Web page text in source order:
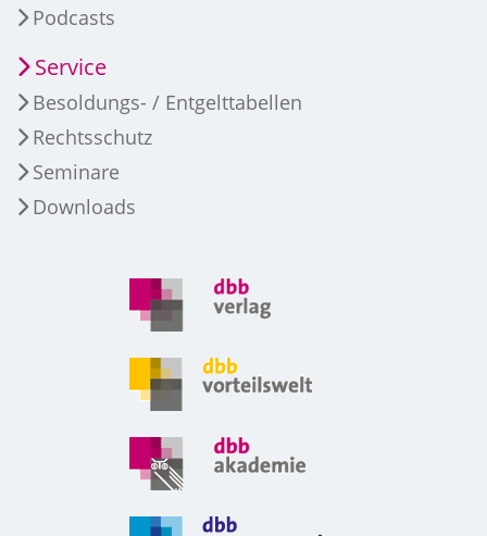
Podcasts
Service
Besoldungs- / Entgelttabellen
Rechtsschutz
Seminare
Downloads